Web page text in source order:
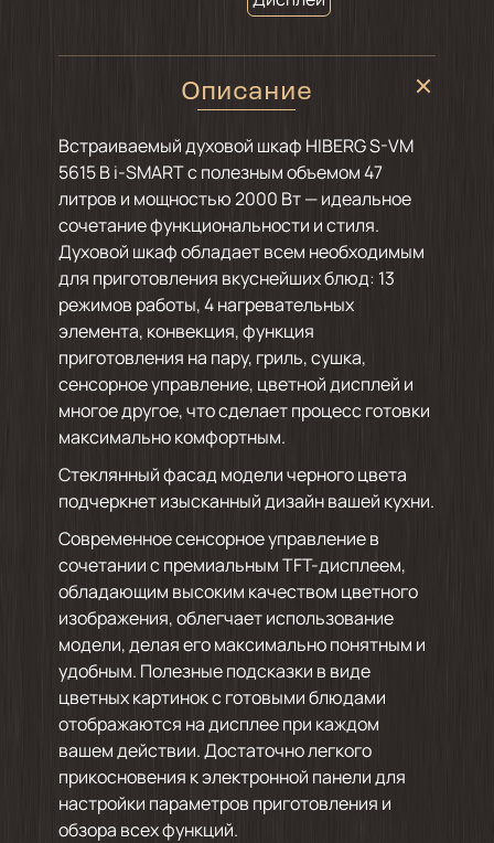
Описание
Встраиваемый духовой шкаф HIBERG S-VM
5615 B i-SMART с полезным объемом 47
литров и мощностью 2000 Вт — идеальное
сочетание функциональности и стиля.
Духовой шкаф обладает всем необходимым
для приготовления вкуснейших блюд: 13
режимов работы, 4 нагревательных
элемента, конвекция, функция
приготовления на пару, гриль, сушка,
сенсорное управление, цветной дисплей и
многое другое, что сделает процесс готовки
максимально комфортным.
Стеклянный фасад модели черного цвета
подчеркнет изысканный дизайн вашей кухни.
Современное сенсорное управление в
сочетании с премиальным TFT-дисплеем,
обладающим высоким качеством цветного
изображения, облегчает использование
модели, делая его максимально понятным и
удобным. Полезные подсказки в виде
цветных картинок с готовыми блюдами
отображаются на дисплее при каждом
вашем действии. Достаточно легкого
прикосновения к электронной панели для
настройки параметров приготовления и
обзора всех функций.